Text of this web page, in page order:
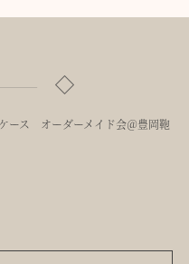
ース オーダーメイド会＠豊岡鞄